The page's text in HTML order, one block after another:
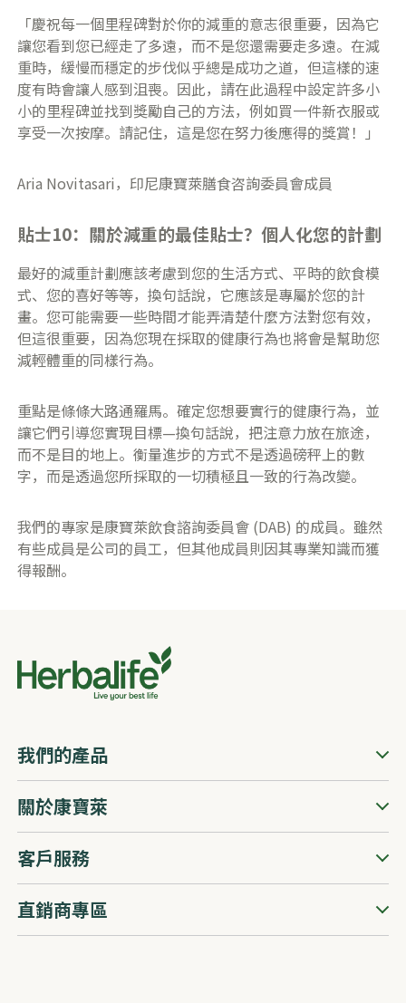
「慶祝每一個里程碑對於你的減重的意志很重要，因為它
讓您看到您已經走了多遠，而不是您還需要走多遠。在減
重時，緩慢而穩定的步伐似乎總是成功之道，但這樣的速
度有時會讓人感到沮喪。因此，請在此過程中設定許多小
小的里程碑並找到獎勵自己的方法，例如買一件新衣服或
享受一次按摩。請記住，這是您在努力後應得的獎賞！」
Aria Novitasari，印尼康寶萊膳食咨詢委員會成員
貼士10：關於減重的最佳貼士？個人化您的計劃
最好的減重計劃應該考慮到您的生活方式、平時的飲食模
式、您的喜好等等，換句話說，它應該是專屬於您的計
畫。您可能需要一些時間才能弄清楚什麼方法對您有效，
但這很重要，因為您現在採取的健康行為也將會是幫助您
減輕體重的同樣行為。
重點是條條大路通羅馬。確定您想要實行的健康行為，並
讓它們引導您實現目標—換句話說，把注意力放在旅途，
而不是目的地上。衡量進步的方式不是透過磅秤上的數
字，而是透過您所採取的一切積極且一致的行為改變。
我們的專家是康寶萊飲食諮詢委員會 (DAB) 的成員。雖然
有些成員是公司的員工，但其他成員則因其專業知識而獲
得報酬。
我們的產品
關於康寶萊
客戶服務
直銷商專區